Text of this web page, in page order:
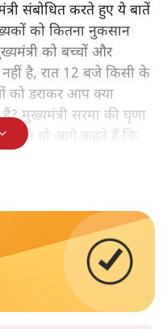
संबोधित करते हुए ये बातें
को कितना नुकसान
को बच्चों और
है, रात 12 बजे किसी के
को डराकर आप क्या
मुख्यमंत्री सरमा की घृणा
रुकती वो आगे कहते हैं कि